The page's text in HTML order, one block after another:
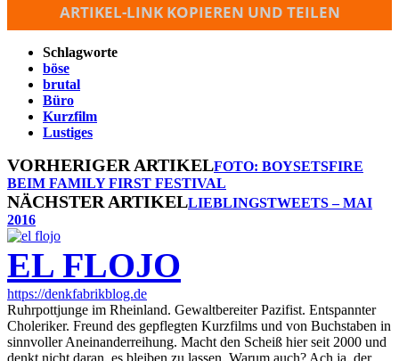
ARTIKEL-LINK KOPIEREN UND TEILEN
Schlagworte
böse
brutal
Büro
Kurzfilm
Lustiges
VORHERIGER ARTIKELFOTO: BOYSETSFIRE
BEIM FAMILY FIRST FESTIVAL
NÄCHSTER ARTIKELLIEBLINGSTWEETS – MAI
2016
EL FLOJO
https://denkfabrikblog.de
Ruhrpottjunge im Rheinland. Gewaltbereiter Pazifist. Entspannter
Choleriker. Freund des gepflegten Kurzfilms und von Buchstaben in
sinnvoller Aneinanderreihung. Macht den Scheiß hier seit 2000 und
denkt nicht daran, es bleiben zu lassen. Warum auch? Ach ja, der